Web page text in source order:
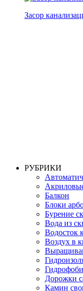
Засор
РУБРИКИ
Балкон
Блоки
Бурение
Вода из
Водосток
Воздух в
Дорожки
Камин